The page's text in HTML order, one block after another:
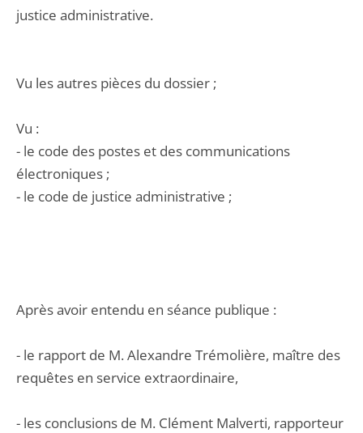
justice administrative.
Vu les autres pièces du dossier ;
Vu :
- le code des postes et des communications
électroniques ;
- le code de justice administrative ;
Après avoir entendu en séance publique :
- le rapport de M. Alexandre Trémolière, maître des
requêtes en service extraordinaire,
- les conclusions de M. Clément Malverti, rapporteur